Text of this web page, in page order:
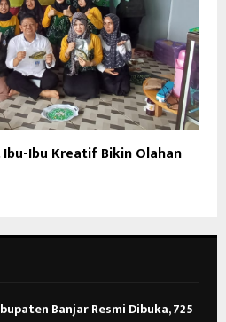
Ibu Kreatif Bikin Olahan
Banjar Resmi Dibuka, 725